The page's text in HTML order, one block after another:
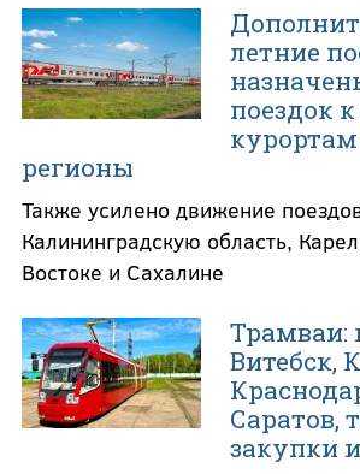
летние
поездок
регионы
Также усилено движение
Калининградскую область,
Востоке и Сахалине
Трамваи:
Витебск,
Саратов,
закупки